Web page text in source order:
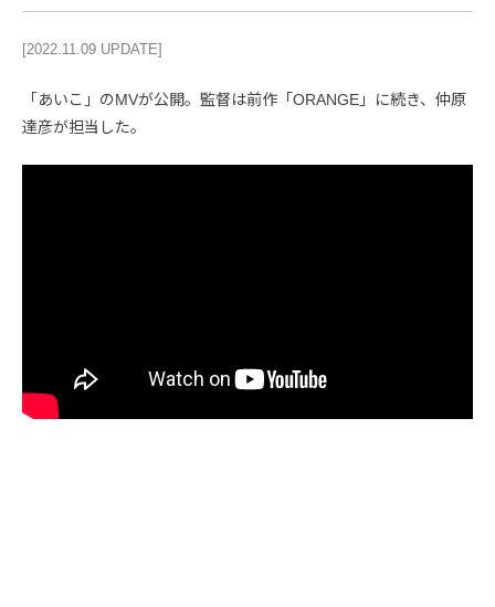
[2022.11.09 UPDATE]
「あいこ」のMVが公開。監督は前作「ORANGE」に続き、仲原
達彦が担当した。